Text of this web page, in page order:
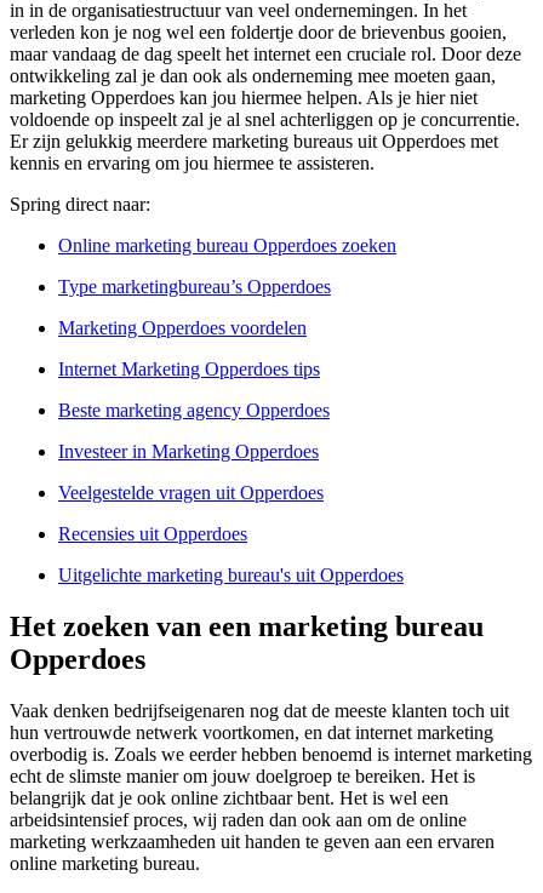
in in de organisatiestructuur van veel ondernemingen. In het
verleden kon je nog wel een foldertje door de brievenbus gooien,
maar vandaag de dag speelt het internet een cruciale rol. Door deze
ontwikkeling zal je dan ook als onderneming mee moeten gaan,
marketing Opperdoes kan jou hiermee helpen. Als je hier niet
voldoende op inspeelt zal je al snel achterliggen op je concurrentie.
Er zijn gelukkig meerdere marketing bureaus uit Opperdoes met
kennis en ervaring om jou hiermee te assisteren.
Spring direct naar:
Online marketing bureau Opperdoes zoeken
Type marketingbureau’s Opperdoes
Marketing Opperdoes voordelen
Internet Marketing Opperdoes tips
Beste marketing agency Opperdoes
Investeer in Marketing Opperdoes
Veelgestelde vragen uit Opperdoes
Recensies uit Opperdoes
Uitgelichte marketing bureau's uit Opperdoes
Het zoeken van een marketing bureau
Opperdoes
Vaak denken bedrijfseigenaren nog dat de meeste klanten toch uit
hun vertrouwde netwerk voortkomen, en dat internet marketing
overbodig is. Zoals we eerder hebben benoemd is internet marketing
echt de slimste manier om jouw doelgroep te bereiken. Het is
belangrijk dat je ook online zichtbaar bent. Het is wel een
arbeidsintensief proces, wij raden dan ook aan om de online
marketing werkzaamheden uit handen te geven aan een ervaren
online marketing bureau.